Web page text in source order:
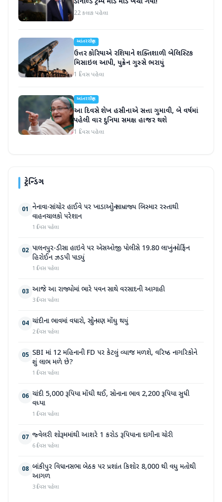
22 કલાક પહેલા
આંતરરાષ્ટ્રીય
ઉત્તર કોરિયાએ રશિયાને શક્તિશાળી બેલિસ્ટિક
મિસાઇલ આપી, યુક્રેન ગુસ્સે ભરાયું
1 દિવસ પહેલા
આંતરરાષ્ટ્રીય
આ દિવસે શેખ હસીનાએ સત્તા ગુમાવી, બે વર્ષમાં
પહેલી વાર દુનિયા સમક્ષ હાજર થશે
1 દિવસ પહેલા
ટ્રેન્ડિંગ
01 નેનાવા-સાંચોર હાઈવે પર ખાડાઓનું સામ્રાજ્ય બિસ્માર રસ્તાથી
વાહનચાલકો પરેશાન
1 દિવસ પહેલા
02 પાલનપુર-ડીસા હાઇવે પર એસઓજી પોલીસે 19.80 લાખનું મોર્ફિન
હિરોઈન ઝડપી પાડ્યું
1 દિવસ પહેલા
03 આજે આ રાજ્યોમાં ભારે પવન સાથે વરસાદની આગાહી
3 દિવસ પહેલા
04 ચાંદીના ભાવમાં વધારો, સોનું પણ મોંઘુ થયું
2 દિવસ પહેલા
05 SBI માં 12 મહિનાની FD પર કેટલું વ્યાજ મળશે, વરિષ્ઠ નાગરિકોને
શું લાભ મળે છે?
1 દિવસ પહેલા
06 ચાંદી 5,000 રૂપિયા મોંઘી થઈ, સોનાના ભાવ 2,200 રૂપિયા સુધી
વધ્યા
1 દિવસ પહેલા
07 જ્વેલરી શોરૂમમાંથી આશરે 1 કરોડ રૂપિયાના દાગીના ચોરી
6 દિવસ પહેલા
08 બાંકીપુર વિધાનસભા બેઠક પર પ્રશાંત કિશોર 8,000 થી વધુ મતોથી
આગળ
3 દિવસ પહેલા